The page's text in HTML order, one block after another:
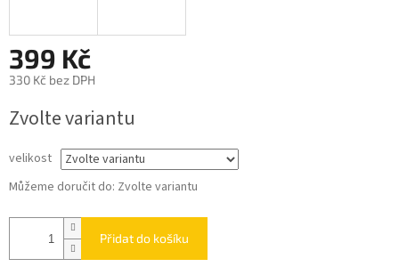
399 Kč
330 Kč bez DPH
cena:
Zvolte variantu
velikost
Můžeme doručit do: Zvolte variantu
Přidat do košíku